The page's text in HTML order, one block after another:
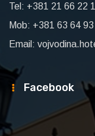
Tel: +381 21 66 22
Mob: +381 63 64 93
Email:
Facebook